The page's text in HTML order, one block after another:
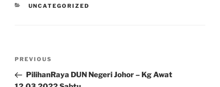
CATEGORIES
UNCATEGORIZED
Previous
Post
PREVIOUS
PilihanRaya DUN Negeri Johor – Kg Awat